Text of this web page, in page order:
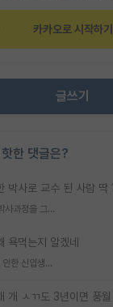
카카오로 시작하기
글쓰기
한 댓글은?
SSH 박사과정을 그만두고 지방대 박사로 옮기면 교수의 꿈은 끝일까요?
욕먹는지 알겠네
입학도 안한 신입생이 원래 관심을 받나요